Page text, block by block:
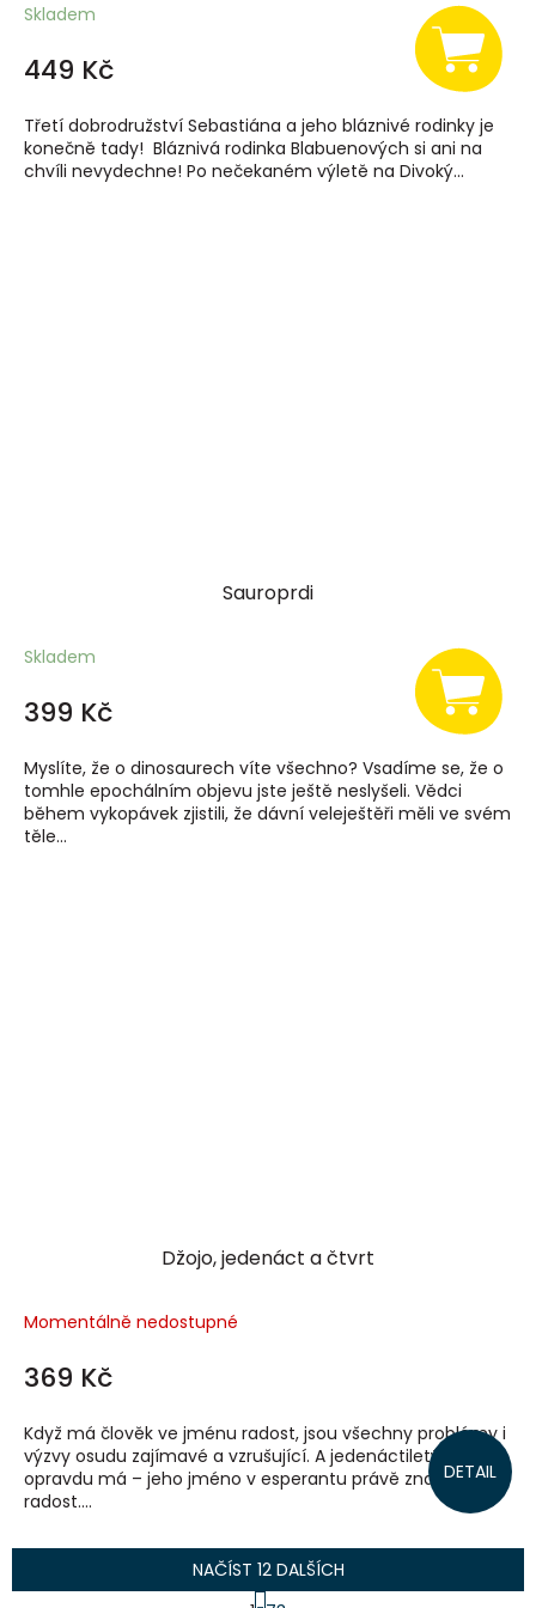
Skladem
449 Kč
Třetí dobrodružství Sebastiána a jeho bláznivé rodinky je
konečně tady! Bláznivá rodinka Blabuenových si ani na
chvíli nevydechne! Po nečekaném výletě na Divoký...
Sauroprdi
Skladem
399 Kč
Myslíte, že o dinosaurech víte všechno? Vsadíme se, že o
tomhle epochálním objevu jste ještě neslyšeli. Vědci
během vykopávek zjistili, že dávní veleještěři měli ve svém
těle...
Džojo, jedenáct a čtvrt
Momentálně nedostupné
369 Kč
DETAIL
Když má člověk ve jménu radost, jsou všechny problémy i
výzvy osudu zajímavé a vzrušující. A jedenáctiletý Džojo ji
opravdu má – jeho jméno v esperantu právě znamená
radost....
NAČÍST 12 DALŠÍCH
S